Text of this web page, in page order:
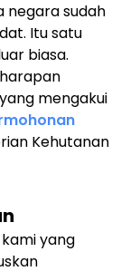
negara sudah
Itu satu
biasa.
mengakui
Kehutanan
yang